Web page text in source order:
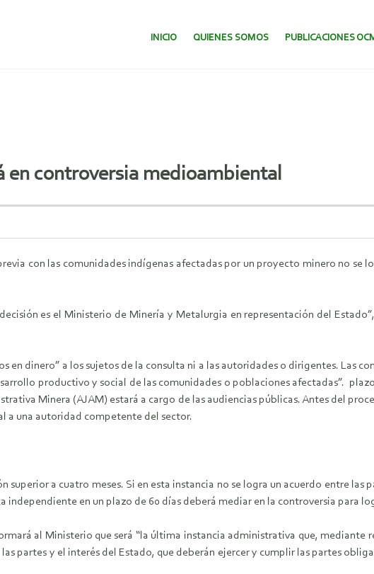
SALTAR AL CONTENIDO.
INICIO QUIENES SOMOS PUBLICACIONES
controversia medioambiental
con las comunidades indígenas afectadas por un proyecto minero no se
es el Ministerio de Minería y Metalurgia en representación del
en dinero” a los sujetos de la consulta ni a las autoridades o dirigentes. Las
productivo y social de las comunidades o poblaciones afectadas”.
Minera (AJAM) estará a cargo de las audiencias públicas. Antes del
a una autoridad competente del sector.
superior a cuatro meses. Si en esta instancia no se logra un acuerdo entre
en un plazo de 60 días deberá mediar en la controversia para
al Ministerio que será “la última instancia administrativa que, mediante
partes y el interés del Estado, que deberán ejercer y cumplir las partes